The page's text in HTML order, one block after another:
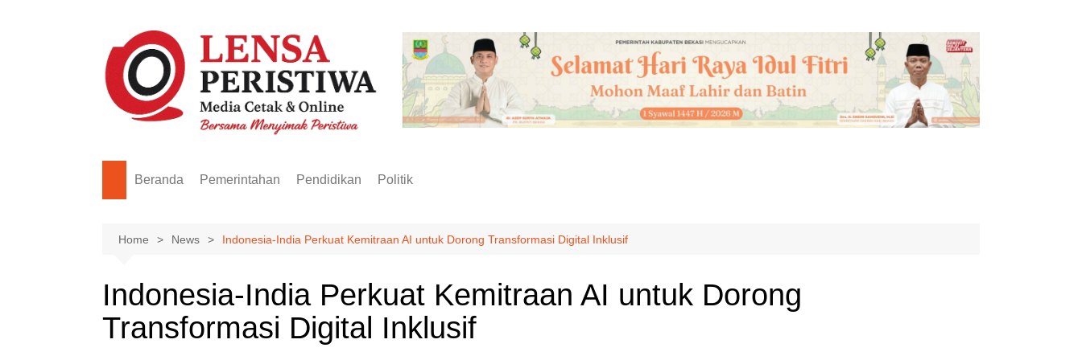
Beranda Pemerintahan Pendidikan Politik
Home News Indonesia-India Perkuat Kemitraan AI untuk Dorong Transformasi Digital Inklusif
Indonesia-India Perkuat Kemitraan AI untuk Dorong
Transformasi Digital Inklusif